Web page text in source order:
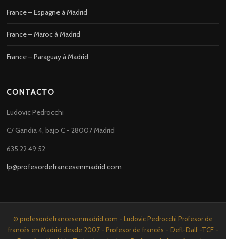
France – Espagne à Madrid
France – Maroc à Madrid
France – Paraguay à Madrid
CONTACTO
Ludovic Pedrocchi
C/ Gandia 4, bajo C - 28007 Madrid
635 22 49 52
lp@profesordefrancesenmadrid.com
© profesordefrancesenmadrid.com - Ludovic Pedrocchi Profesor de
francés en Madrid desde 2007 - Profesor de francés - Defl-Dalf -TCF -